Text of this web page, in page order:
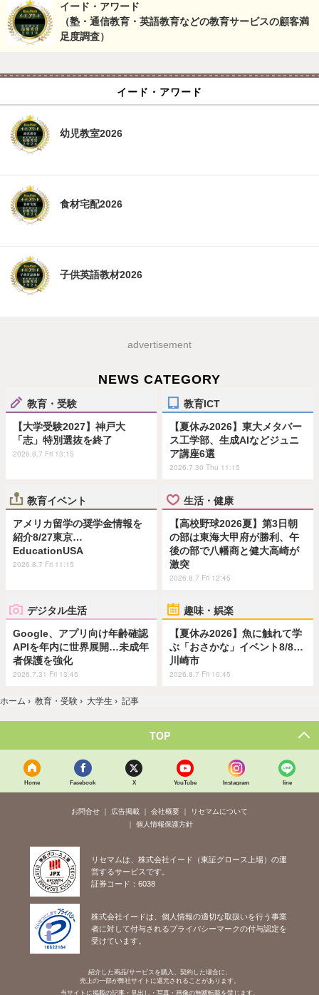
イード・アワード
（塾・通信教育・英語教育などの教育サービスの顧客満
足度調査）
イード・アワード
幼児教室2026
食材宅配2026
子供英語教材2026
advertisement
NEWS CATEGORY
教育・受験
【大学受験2027】神戸大
「志」特別選抜を終了
2026.8.7 Fri 13:15
教育ICT
【夏休み2026】東大メタバー
ス工学部、生成AIなどジュニ
ア講座6選
2026.7.30 Thu 11:15
教育イベント
アメリカ留学の奨学金情報を
紹介8/27東京…
EducationUSA
2026.8.7 Fri 11:15
生活・健康
【高校野球2026夏】第3日朝
の部は東海大甲府が勝利、午
後の部で八幡商と健大高崎が
激突
2026.8.7 Fri 12:45
デジタル生活
Google、アプリ向け年齢確認
APIを年内に世界展開…未成年
者保護を強化
2026.7.31 Fri 13:45
趣味・娯楽
【夏休み2026】魚に触れて学
ぶ「おさかな」イベント8/8…
川崎市
2026.8.7 Fri 10:45
ホーム › 教育・受験 › 大学生 › 記事
TOP
Home Facebook X YouTube Instagram line
お問合せ 広告掲載 会社概要
リセマムについて
個人情報保護方針
リセマムは、株式会社イード（東証グロース上場）の運
営するサービスです。
証券コード：6038
株式会社イードは、個人情報の適切な取扱いを行う事業
者に対して付与されるプライバシーマークの付与認定を
受けています。
紹介した商品/サービスを購入、契約した場合に、
売上の一部が弊社サイトに還元されることがあります。
当サイトに掲載の記事・見出し・写真・画像の無断転載を禁じます。